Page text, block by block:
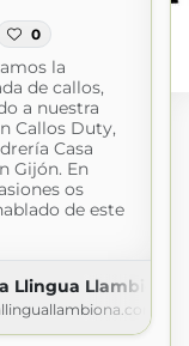
0
la
de callos,
a nuestra
Callos Duty,
Casa
Gijón. En
os
de este
Llingua Llambiona